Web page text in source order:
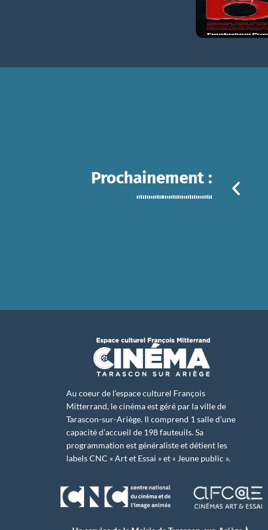
Prochainement :
Au coeur de l’espace culturel François
Mitterrand, le cinéma est géré par la ville de
Tarascon-sur-Ariège. Il comprend 1 salle d’une
capacité d’accueil de 198 fauteuils. Sa
programmation est généraliste et détient les
labels CNC « Art et Essai » et « Jeune public ».